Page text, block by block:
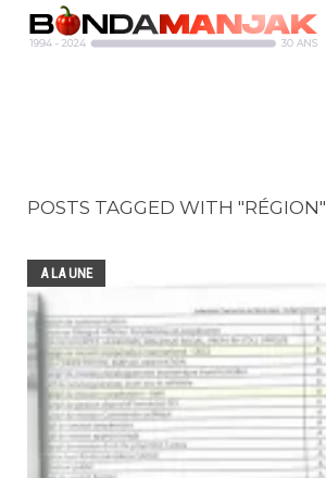
POSTS TAGGED WITH "RÉGION"
A LA UNE